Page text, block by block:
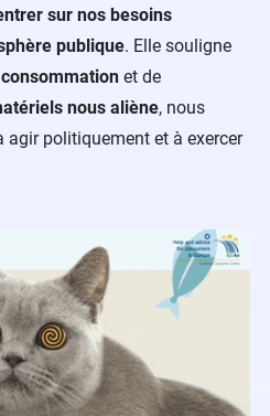
sur nos besoins
publique. Elle souligne
et de
nous aliène, nous
agir politiquement et à exercer